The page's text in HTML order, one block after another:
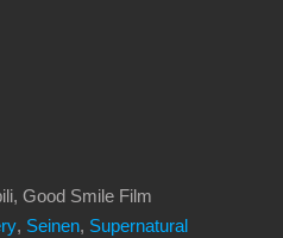
Good Smile Film
, Seinen, Supernatural